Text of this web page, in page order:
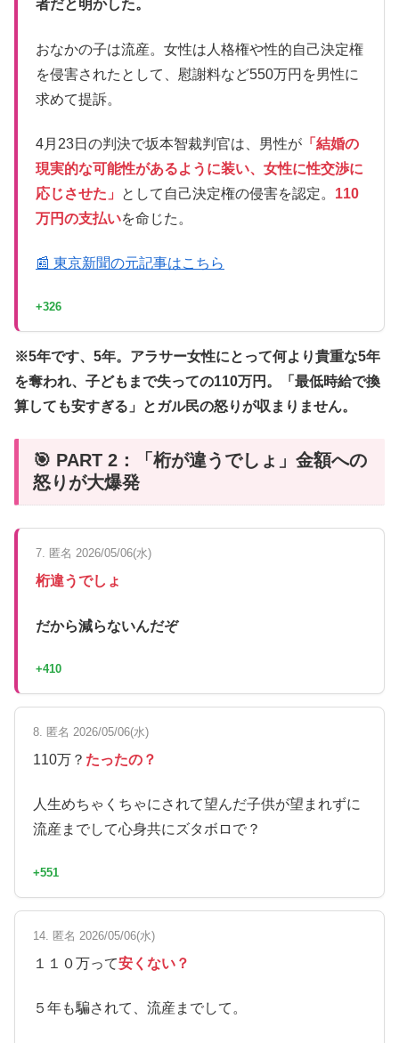
者だと明かした。
おなかの子は流産。女性は人格権や性的自己決定権
を侵害されたとして、慰謝料など550万円を男性に
求めて提訴。
4月23日の判決で坂本智裁判官は、男性が 「結婚の
現実的な可能性があるように装い、女性に性交渉に
応じさせた」
として自己決定権の侵害を認定。 110
万円の支払いを命じた。
📰 東京新聞の元記事はこちら
+326
※5年です、5年。アラサー女性にとって何より貴重な5年
を奪われ、子どもまで失っての110万円。「最低時給で換
算しても安すぎる」とガル民の怒りが収まりません。
🎯 PART 2：「桁が違うでしょ」金額への
怒りが大爆発
7. 匿名 2026/05/06(水)
桁違うでしょ
だから減らないんだぞ
+410
8. 匿名 2026/05/06(水)
110万？ たったの？
人生めちゃくちゃにされて望んだ子供が望まれずに
流産までして心身共にズタボロで？
+551
14. 匿名 2026/05/06(水)
１１０万って安くない？
５年も騙されて、流産までして。